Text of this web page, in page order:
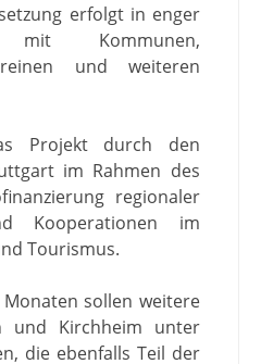
erfolgt in enger
mit Kommunen,
und weiteren
Projekt durch den
im Rahmen des
regionaler
Kooperationen im
Tourismus.
sollen weitere
und Kirchheim unter
die ebenfalls Teil der